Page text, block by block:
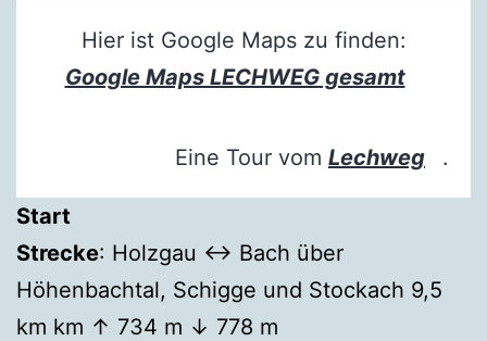
Hier ist Google Maps zu finden:
Google Maps LECHWEG gesamt
Eine Tour vom Lechweg .
Start
Strecke: Holzgau ↔ Bach über
Höhenbachtal, Schigge und Stockach 9,5
km km ↑ 734 m ↓ 778 m